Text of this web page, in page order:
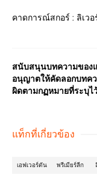
คาดการณ์สกอร์ : ลิเวอ
สนับสนุนบทความของ
อนุญาตให้คัดลอกบทค
ผิดตามกฏหมายที่ระบุไ
แท็กที่เกี่ยวข้อง
เอฟเวอร์ตัน พรีเมียร์ลีก